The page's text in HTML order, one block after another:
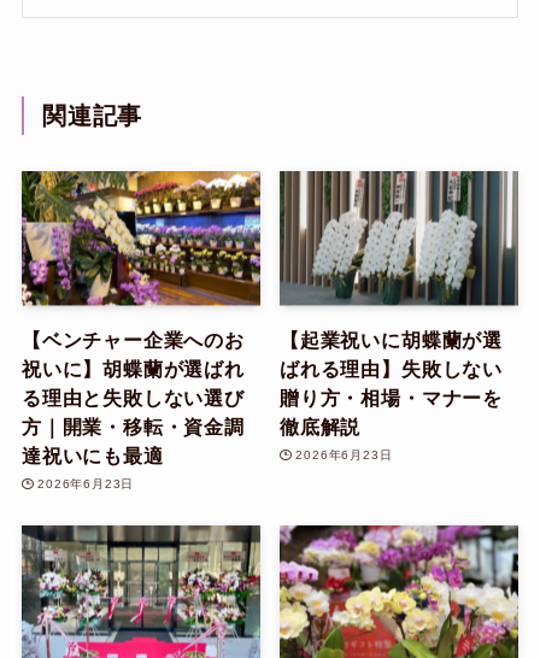
関連記事
【ベンチャー企業へのお
祝いに】胡蝶蘭が選ばれ
る理由と失敗しない選び
方｜開業・移転・資金調
達祝いにも最適
2026年6月23日
【起業祝いに胡蝶蘭が選
ばれる理由】失敗しない
贈り方・相場・マナーを
徹底解説
2026年6月23日